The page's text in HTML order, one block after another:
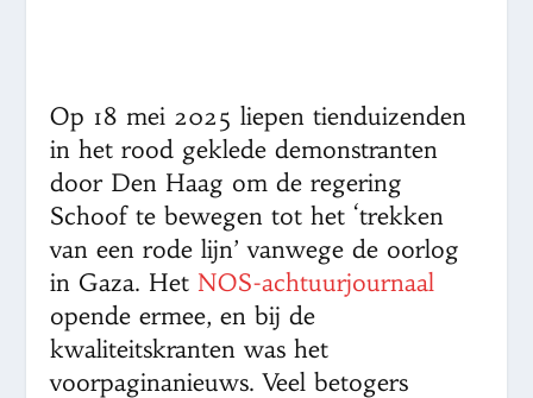
Op 18 mei 2025 liepen tienduizenden
in het rood geklede demonstranten
door Den Haag om de regering
Schoof te bewegen tot het ‘trekken
van een rode lijn’ vanwege de oorlog
in Gaza. Het NOS-achtuurjournaal
opende ermee, en bij de
kwaliteitskranten was het
voorpaginanieuws. Veel betogers